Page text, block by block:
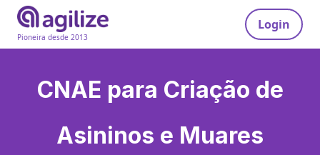
Pioneira desde 2013
Login
CNAE para Criação de
Asininos e Muares